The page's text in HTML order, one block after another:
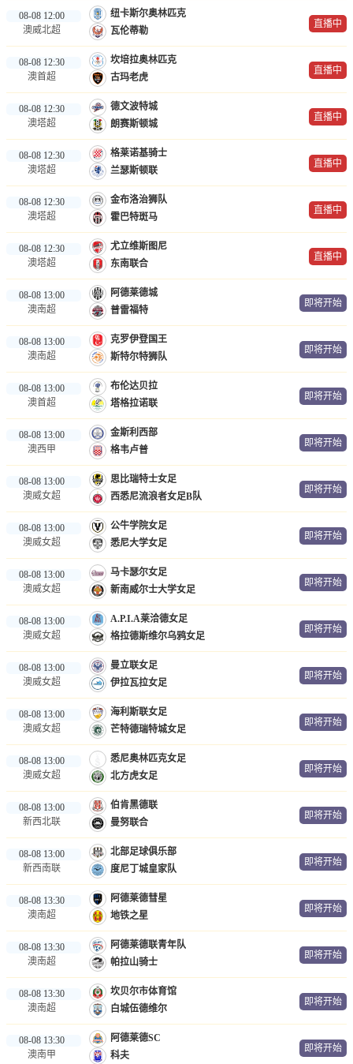
08-08 12:00
澳威北超
纽卡斯尔奥林匹克
瓦伦蒂勒
直播中
08-08 12:30
澳首超
坎培拉奥林匹克
古玛老虎
直播中
08-08 12:30
澳塔超
德文波特城
朗赛斯顿城
直播中
08-08 12:30
澳塔超
格莱诺基骑士
兰瑟斯顿联
直播中
08-08 12:30
澳塔超
金布洛治狮队
霍巴特斑马
直播中
08-08 12:30
澳塔超
尤立维斯图尼
东南联合
直播中
08-08 13:00
澳南超
阿德莱德城
普雷福特
即将开始
08-08 13:00
澳南超
克罗伊登国王
斯特尔特狮队
即将开始
08-08 13:00
澳首超
布伦达贝拉
塔格拉诺联
即将开始
08-08 13:00
澳西甲
金斯利西部
格韦卢普
即将开始
08-08 13:00
澳威女超
思比瑞特士女足
西悉尼流浪者女足B队
即将开始
08-08 13:00
澳威女超
公牛学院女足
悉尼大学女足
即将开始
08-08 13:00
澳威女超
马卡瑟尔女足
新南威尔士大学女足
即将开始
08-08 13:00
澳威女超
A.P.I.A莱洽德女足
格拉德斯维尔乌鸦女足
即将开始
08-08 13:00
澳威女超
曼立联女足
伊拉瓦拉女足
即将开始
08-08 13:00
澳威女超
海利斯联女足
芒特德瑞特城女足
即将开始
08-08 13:00
澳威女超
悉尼奥林匹克女足
北方虎女足
即将开始
08-08 13:00
新西北联
伯肯黑德联
曼努联合
即将开始
08-08 13:00
新西南联
北部足球俱乐部
度尼丁城皇家队
即将开始
08-08 13:30
澳南超
阿德莱德彗星
地铁之星
即将开始
08-08 13:30
澳南超
阿德莱德联青年队
帕拉山骑士
即将开始
08-08 13:30
澳南超
坎贝尔市体育馆
白城伍德维尔
即将开始
08-08 13:30
澳南甲
阿德莱德SC
科夫
即将开始